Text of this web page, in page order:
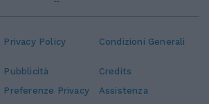
Privacy Policy Condizioni Generali
Pubblicità
Credits
Preferenze Privacy Assistenza